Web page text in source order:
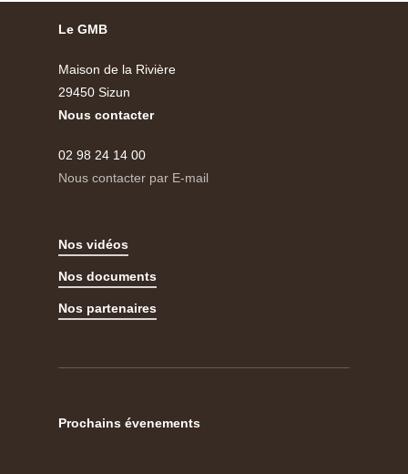
Le GMB
Maison de la Rivière
29450 Sizun
Nous contacter
02 98 24 14 00
Nous contacter par E-mail
Nos vidéos
Nos documents
Nos partenaires
Prochains évenements